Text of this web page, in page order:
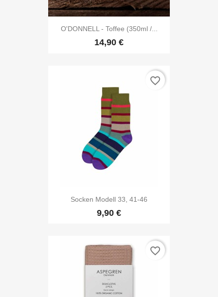
O'DONNELL - Toffee (350ml /...
14,90 €
Socken Modell 33, 41-46
9,90 €
favorite_border
favorite_border